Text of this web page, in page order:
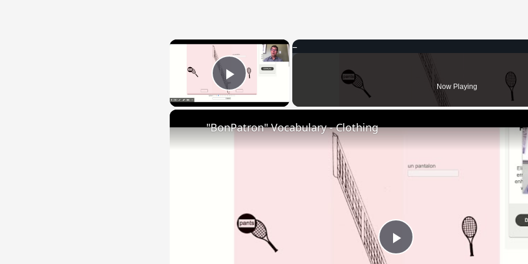
×
Play Video Now Playing
Play
"BonPatron" Vocabulary - Clothing